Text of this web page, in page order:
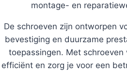
montage- en
De schroeven zijn ontworpen
bevestiging en duurzame
toepassingen. Met schroeven
efficiënt en zorg je voor een